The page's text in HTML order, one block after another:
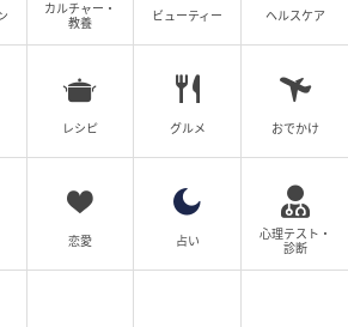
カルチャー・
教養
ビューティー ヘルスケア
レシピ グルメ おでかけ
恋愛 占い
心理テスト・
診断